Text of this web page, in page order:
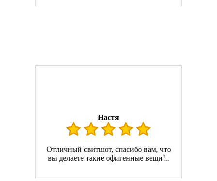
Настя
Отличный свитшот, спасибо вам, что
вы делаете такие офигенные вещи!..